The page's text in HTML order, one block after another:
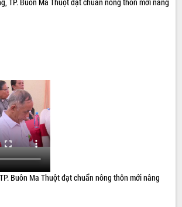
Buôn Ma Thuột đạt chuẩn nông thôn mới nâng